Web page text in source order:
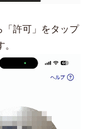
「許可」をタップ